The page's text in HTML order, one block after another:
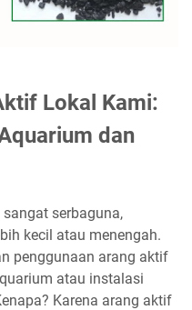
Lokal Kami:
dan
serbaguna,
kecil atau menengah.
penggunaan arang aktif
atau instalasi
Karena arang aktif